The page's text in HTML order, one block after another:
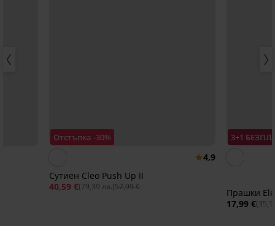
Отстъпка -30%
4,9
Сутиен Cleo Push Up II
40,59 €(79,39 лв.)57,99 €
3+1
Прашки
17,99 €